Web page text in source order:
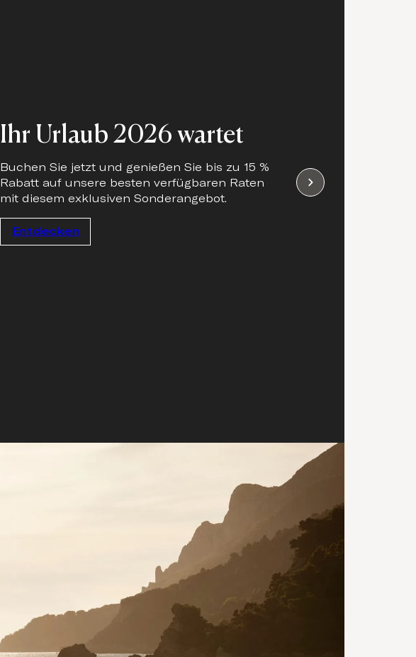
Ihr Urlaub 2026 wartet
Buchen Sie jetzt und genießen Sie bis zu 15 %
Rabatt auf unsere besten verfügbaren Raten
mit diesem exklusiven Sonderangebot.
Entdecken